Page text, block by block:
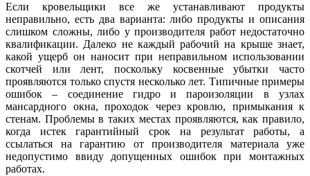
Если кровельщики все же устанавливают продукты
неправильно, есть два варианта: либо продукты и описания
слишком сложны, либо у производителя работ недостаточно
квалификации. Далеко не каждый рабочий на крыше знает,
какой ущерб он наносит при неправильном использовании
скотчей или лент, поскольку косвенные убытки часто
проявляются только спустя несколько лет. Типичные примеры
ошибок – соединение гидро и пароизоляции в узлах
мансардного окна, проходок через кровлю, примыкания к
стенам. Проблемы в таких местах проявляются, как правило,
когда истек гарантийный срок на результат работы, а
ссылаться на гарантию от производителя материала уже
недопустимо ввиду допущенных ошибок при монтажных
работах.